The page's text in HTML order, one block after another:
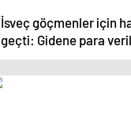
İsveç göçmenler için
geçti: Gidene para